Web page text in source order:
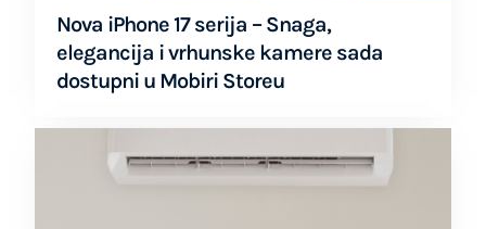
Nova iPhone 17 serija – Snaga,
elegancija i vrhunske kamere sada
dostupni u Mobiri Storeu